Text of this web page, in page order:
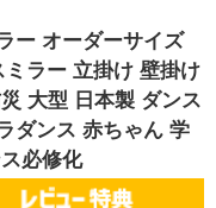
ー オーダーサイズ
ラー 立掛け 壁掛け
大型 日本製 ダンス
ダンス 赤ちゃん 学
必修化